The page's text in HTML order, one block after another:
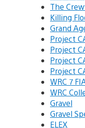
The
Killing
Grand
Project
Project
Project
Project
WRC 7
WRC
Gravel
Gravel
ELEX